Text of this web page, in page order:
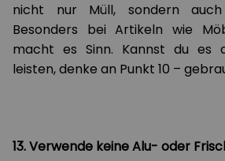
nicht nur Müll, sondern auch
Besonders bei Artikeln wie
macht es Sinn. Kannst du es
leisten, denke an Punkt 10 –
13. Verwende keine Alu- oder